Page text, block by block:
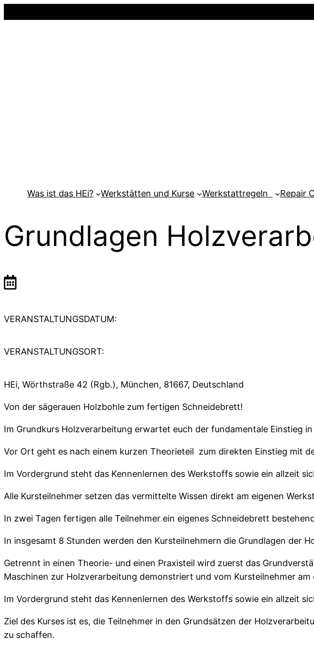
Was ist das HEi? Werkstätten und Kurse Werkstattregeln Repair
Grundlagen
VERANSTALTUNGSDATUM:
VERANSTALTUNGSORT:
HEi, Wörthstraße 42 (Rgb.), München, 81667, Deutschland
Von der sägerauen Holzbohle zum fertigen Schneidebrett!
Im Grundkurs Holzverarbeitung erwartet euch der fundamentale Einstieg
Vor Ort geht es nach einem kurzen Theorieteil zum direkten Einstieg mit
Im Vordergrund steht das Kennenlernen des Werkstoffs sowie ein allzeit
Alle Kursteilnehmer setzen das vermittelte Wissen direkt am eigenen
In zwei Tagen fertigen alle Teilnehmer ein eigenes Schneidebrett
In insgesamt 8 Stunden werden den Kursteilnehmern die Grundlagen der
Getrennt in einen Theorie- und einen Praxisteil wird zuerst das
Maschinen zur Holzverarbeitung demonstriert und vom Kursteilnehmer am
Im Vordergrund steht das Kennenlernen des Werkstoffs sowie ein allzeit
Ziel des Kurses ist es, die Teilnehmer in den Grundsätzen der
zu schaffen.